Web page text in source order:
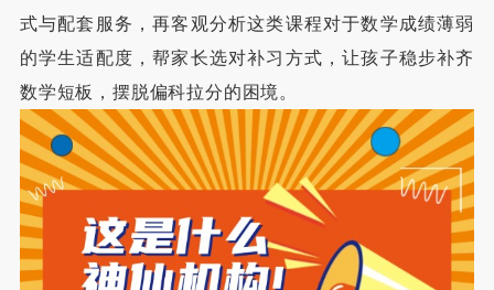
式与配套服务，再客观分析这类课程对于数学成绩薄弱
的学生适配度，帮家长选对补习方式，让孩子稳步补齐
数学短板，摆脱偏科拉分的困境。